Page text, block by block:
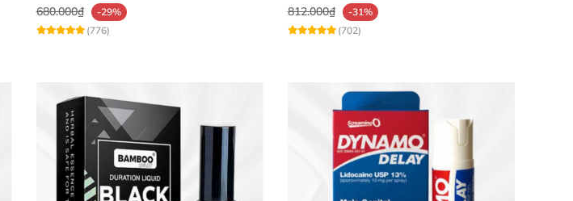
680.000₫
-29%
(776)
812.000₫
-31%
(702)